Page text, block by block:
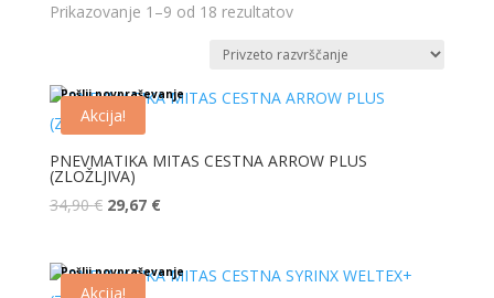
Prikazovanje 1–9 od 18 rezultatov
Pošlji povpraševanje
Akcija!
PNEVMATIKA MITAS CESTNA ARROW PLUS
(ZLOŽLJIVA)
34,90€ Izvirna
bila:
29,67 €Trenutna
29,67 €.
Pošlji povpraševanje
Akcija!